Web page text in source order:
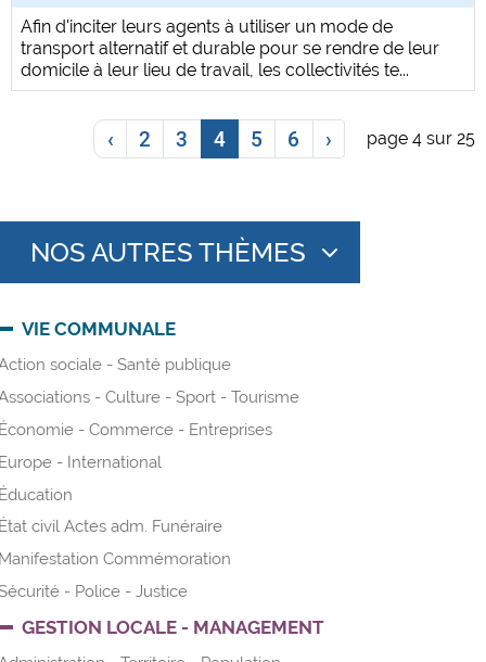
Afin d'inciter leurs agents à utiliser un mode de
transport alternatif et durable pour se rendre de leur
domicile à leur lieu de travail, les collectivités te...
‹ 2 3 4 5 6 › page 4 sur 25
NOS AUTRES THÈMES
VIE COMMUNALE
sociale - Santé publique
- Culture - Sport - Tourisme
- Commerce - Entreprises
- International
civil Actes adm. Funéraire
Commémoration
- Police - Justice
GESTION LOCALE - MANAGEMENT